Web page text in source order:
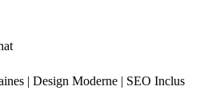
| Design Moderne | SEO Inclus